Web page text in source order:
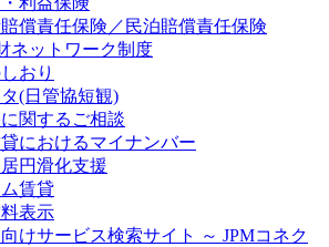
償責任保険／民泊賠償責任保険
ネットワーク制度
おり
(日管協短観)
関するご相談
におけるマイナンバー
円滑化支援
賃貸
表示
けサービス検索サイト ～ JPMコネク